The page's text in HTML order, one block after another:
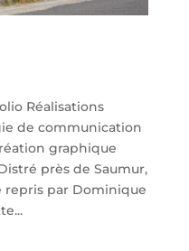
Réalisations
de communication
graphique
près de Saumur,
repris par Dominique